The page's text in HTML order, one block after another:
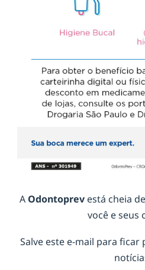
A Odontoprev está cheia
você e seus
Salve este e-mail para